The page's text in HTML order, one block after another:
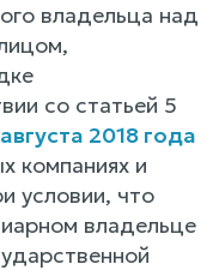
владельца над
со статьей 5
2018 года
компаниях и
условии, что
владельце